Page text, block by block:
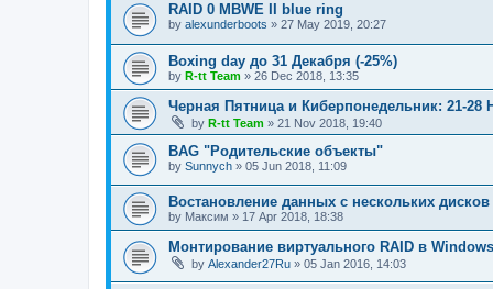
RAID 0 MBWE II blue ring
by alexunderboots » 27 May 2019, 20:27
Boxing day до 31 Декабря (-25%)
by R-tt Team » 26 Dec 2018, 13:35
Черная Пятница и Киберпонедельник: 21-28
by R-tt Team » 21 Nov 2018, 19:40
BAG "Родительские объекты"
by Sunnych » 05 Jun 2018, 11:09
Востановление данных с нескольких
by Максим » 17 Apr 2018, 18:38
Монтирование виртуального RAID в Windows
by Alexander27Ru » 05 Jan 2016, 14:03